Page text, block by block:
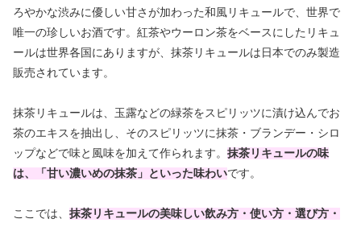
ろやかな渋みに優しい甘さが加わった和風リキュールで、世界で
唯一の珍しいお酒です。紅茶やウーロン茶をベースにしたリキュ
ールは世界各国にありますが、抹茶リキュールは日本でのみ製造
販売されています。
抹茶リキュールは、玉露などの緑茶をスピリッツに漬け込んでお
茶のエキスを抽出し、そのスピリッツに抹茶・ブランデー・シロ
ップなどで味と風味を加えて作られます。 抹茶リキュールの味
は、「甘い濃いめの抹茶」といった味わいです。
ここでは、 抹茶リキュールの美味しい飲み方・使い方・選び方・